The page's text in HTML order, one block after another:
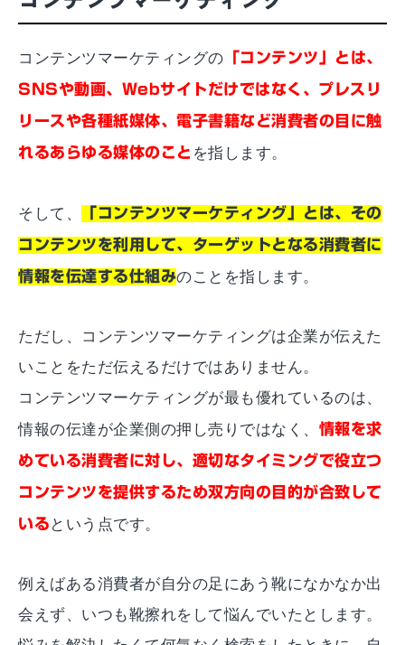
コンテンツマーケティングの 「コンテンツ」とは、
SNSや動画、Webサイトだけではなく、プレスリ
リースや各種紙媒体、電子書籍など消費者の目に触
れるあらゆる媒体のこと を指します。
そして、 「コンテンツマーケティング」とは、その
コンテンツを利用して、ターゲットとなる消費者に
情報を伝達する仕組みのことを指します。
ただし、コンテンツマーケティングは企業が伝えた
いことをただ伝えるだけではありません。
コンテンツマーケティングが最も優れているのは、
情報の伝達が企業側の押し売りではなく、 情報を求
めている消費者に対し、適切なタイミングで役立つ
コンテンツを提供するため双方向の目的が合致して
いる という点です。
例えばある消費者が自分の足にあう靴になかなか出
会えず、いつも靴擦れをして悩んでいたとします。